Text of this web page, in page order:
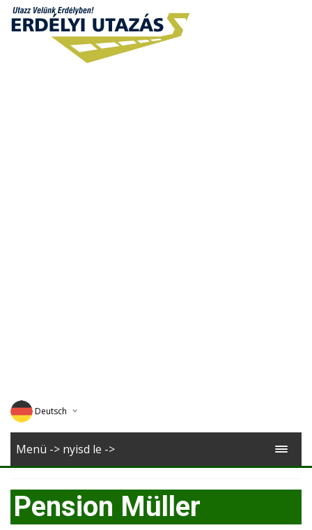
Deutsch
English
Romana
Menü -> nyisd le ->
Pension Müller